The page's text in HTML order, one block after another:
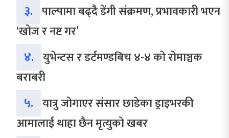
३. पाल्पामा बढ्दै डेंगी संक्रमण, प्रभावकारी भएन
‘खोज र नष्ट गर’
४. युभेन्टस र डर्टमण्डबिच ४-४ को रोमाञ्चक
बराबरी
५. यात्रु जोगाएर संसार छाडेका ड्राइभरकी
आमालाई थाहा छैन मृत्युको खबर